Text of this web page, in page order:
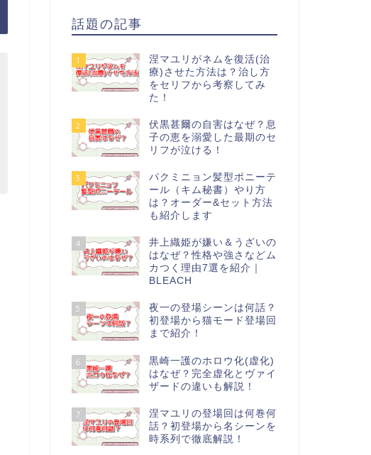
話題の記事
1
涅マユリがネムを復活(治
療)させた方法は？治し方
をセリフから考察してみ
た！
2
伏黒甚爾の自害はなぜ？息
子の恵を溺愛した最期のセ
リフが泣ける！
3
パクミニョン髪型ポニーテ
ール（キム秘書）やり方
は？オーダー&セット方法
も紹介します
4
井上織姫が嫌い＆うざいの
はなぜ？性格や強さなどム
カつく理由7選を紹介｜
BLEACH
5
夜一の登場シーンは何話？
初登場から猫モード登場回
まで紹介！
6
黒崎一護のホロウ化(虚化)
はなぜ？完全虚化とヴァイ
ザードの違いも解説！
7
涅マユリの登場回は何巻何
話？初登場から名シーンを
時系列で徹底解説！